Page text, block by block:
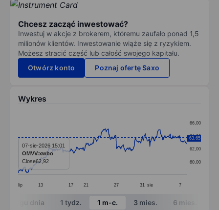
Chcesz zacząć inwestować?
Inwestuj w akcje z brokerem, któremu zaufało ponad 1,5
milionów klientów. Inwestowanie wiąże się z ryzykiem.
Możesz stracić część lub całość swojego kapitału.
Otwórz konto
Poznaj ofertę Saxo
Wykres
Line chart with 381 data points.
The chart has 1 X axis displaying categories.
The chart has 1 Y axis displaying values. Data
lip 13 17 21 27 31 sie 7
60,00
62,00
64,00
66,00
63,65
07-sie-2026 15:01
OMVV:xwbo
Close62,92
End of interactive chart.
W ciągu dnia 1 tydz. 1 m-c. 3 mies. 6 mies.